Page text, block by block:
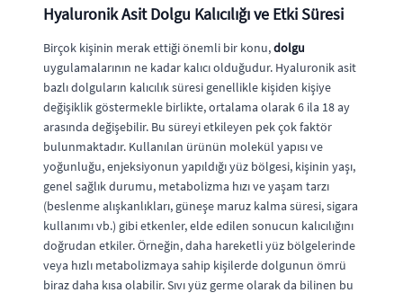
Hyaluronik Asit Dolgu Kalıcılığı ve Etki Süresi
Birçok kişinin merak ettiği önemli bir konu,dolgu
uygulamalarının ne kadar kalıcı olduğudur. Hyaluronik asit
bazlı dolguların kalıcılık süresi genellikle kişiden kişiye
değişiklik göstermekle birlikte, ortalama olarak 6 ila 18 ay
arasında değişebilir. Bu süreyi etkileyen pek çok faktör
bulunmaktadır. Kullanılan ürünün molekül yapısı ve
yoğunluğu, enjeksiyonun yapıldığı yüz bölgesi, kişinin yaşı,
genel sağlık durumu, metabolizma hızı ve yaşam tarzı
(beslenme alışkanlıkları, güneşe maruz kalma süresi, sigara
kullanımı vb.) gibi etkenler, elde edilen sonucun kalıcılığını
doğrudan etkiler. Örneğin, daha hareketli yüz bölgelerinde
veya hızlı metabolizmaya sahip kişilerde dolgunun ömrü
biraz daha kısa olabilir. Sıvı yüz germe olarak da bilinen bu